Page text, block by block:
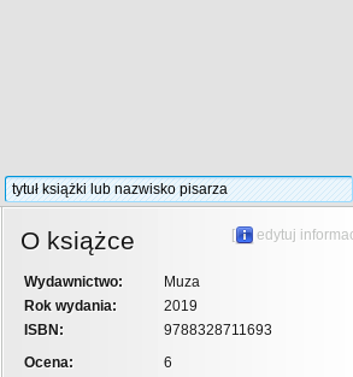
[ edytuj
O książce
Wydawnictwo:
Muza
Rok wydania:
2019
ISBN:
9788328711693
Ocena:
6